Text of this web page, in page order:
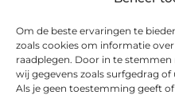
Om de beste ervaringen te
zoals cookies om informatie
raadplegen. Door in te
wij gegevens zoals surfgedrag
Als je geen toestemming geeft
Zondag
Volg ons